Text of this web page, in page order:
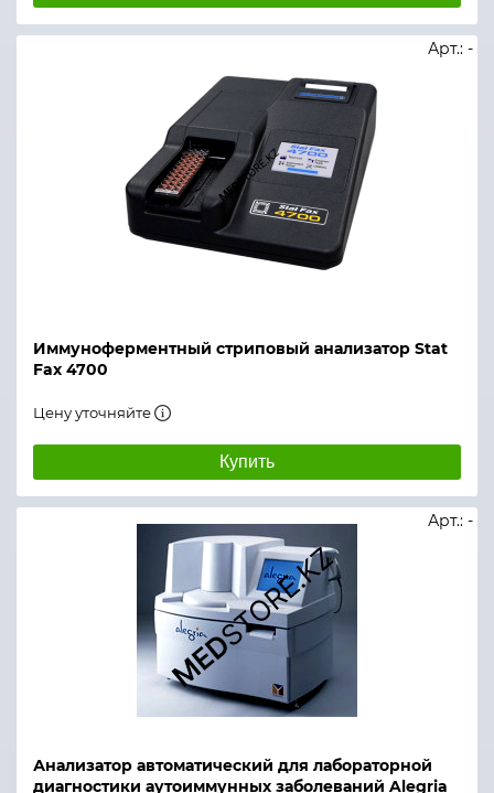
Иммуноферментный стриповый анализатор Stat
Fax 4700
Арт.: -
Цену уточняйте
Купить
Анализатор автоматический для лабораторной
диагностики аутоиммунных заболеваний Alegria
Арт.: -